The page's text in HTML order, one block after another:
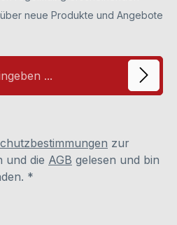
bitte vor der Benutzung
Vorder- und Rückseite).
enthalten. Diese
neue Produkte und Angebote
zur
und die AGB gelesen und bin
*